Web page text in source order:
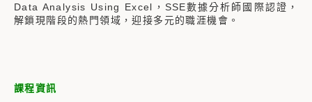
Data Analysis Using Excel，SSE數據分析師國際認證，
解鎖現階段的熱門領域，迎接多元的職涯機會。
課程資訊